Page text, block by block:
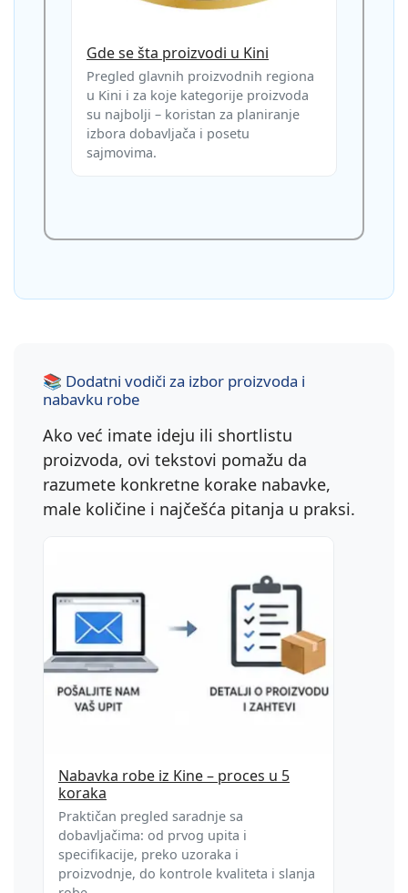
Gde se šta proizvodi u Kini
Pregled glavnih proizvodnih regiona
u Kini i za koje kategorije proizvoda
su najbolji – koristan za planiranje
izbora dobavljača i posetu
sajmovima.
📚 Dodatni vodiči za izbor proizvoda i
nabavku robe
Ako već imate ideju ili shortlistu
proizvoda, ovi tekstovi pomažu da
razumete konkretne korake nabavke,
male količine i najčešća pitanja u praksi.
Nabavka robe iz Kine – proces u 5
koraka
Praktičan pregled saradnje sa
dobavljačima: od prvog upita i
specifikacije, preko uzoraka i
proizvodnje, do kontrole kvaliteta i slanja